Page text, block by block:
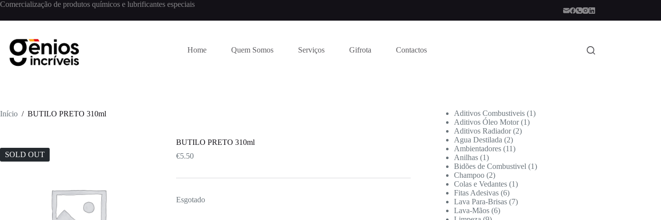
Comercialização de produtos químicos e lubrificantes especiais
Home Quem Somos Serviços Gifrota Contactos
Início / BUTILO PRETO 310ml
SOLD OUT
BUTILO PRETO 310ml
€5.50
Esgotado
Aditivos Combustiveis 1
Aditivos Óleo Motor 1
Aditivos Radiador 2
Agua Destilada
2
Ambientadores 11
Anilhas 1
Bidões de Combustivel
1
Champoo 2
Colas e Vedantes 1
Fitas Adesivas 6
Lava Para-Brisas 7
Lava-Mãos 6